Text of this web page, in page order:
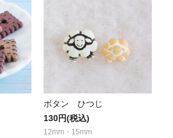
ボタン ひつじ
130円(税込)
12mm・15mm